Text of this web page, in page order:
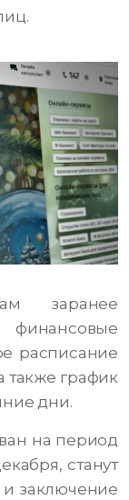
заранее
расписание
также график
дни.
на период
станут
заключение